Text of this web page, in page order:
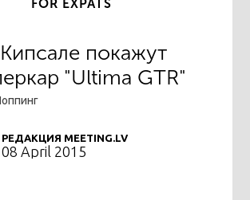
FOR EXPATS
покажут
"Ultima GTR"
РЕДАКЦИЯ MEETING.LV
08 April 2015